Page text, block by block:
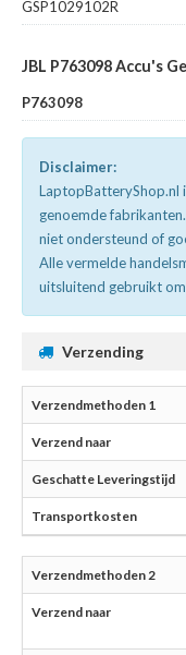
GSP1029102R
JBL P763098 Accu's
P763098
Disclaimer:
LaptopBatteryShop.nl
genoemde
niet ondersteund of
Alle vermelde
uitsluitend gebruikt
Verzending